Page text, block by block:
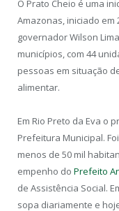
O Prato Cheio é uma
Amazonas, iniciado em
governador Wilson
municípios, com 44
pessoas em situação
alimentar.
Em Rio Preto da Eva o
Prefeitura Municipal.
menos de 50 mil
empenho do Prefeito
de Assistência Social.
sopa diariamente e